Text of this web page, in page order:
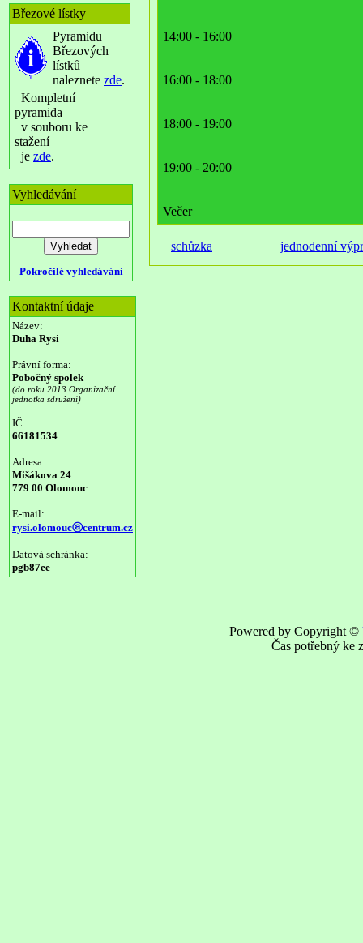
Březové lístky
Pyramidu
Březových
lístků
naleznete zde.
Kompletní
pyramida
v souboru ke
stažení
je zde.
Vyhledávání
Pokročilé vyhledávání
Kontaktní údaje
Název:
Duha Rysi
Právní forma:
Pobočný spolek
(do roku 2013 Organizační
jednotka sdružení)
IČ:
66181534
Adresa:
Mišákova 24
779 00 Olomouc
E-mail:
rysi.olomoucⓐcentrum.cz
Datová schránka:
pgb87ee
14:00 - 16:00
16:00 - 18:00
18:00 - 19:00
19:00 - 20:00
Večer
schůzka jednodenní
Powered by Copyright ©
Čas potřebný ke